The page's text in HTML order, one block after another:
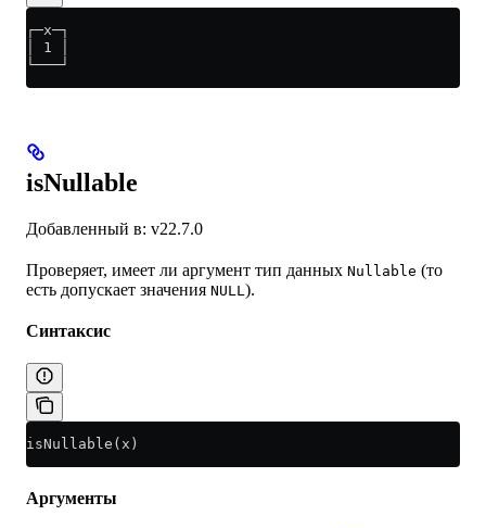
┌─x─┐
│ 1 │
└───┘
isNullable
Добавленный в: v22.7.0
Проверяет, имеет ли аргумент тип данных Nullable (то
есть допускает значения NULL ).
Синтаксис
isNullable(x)
Аргументы